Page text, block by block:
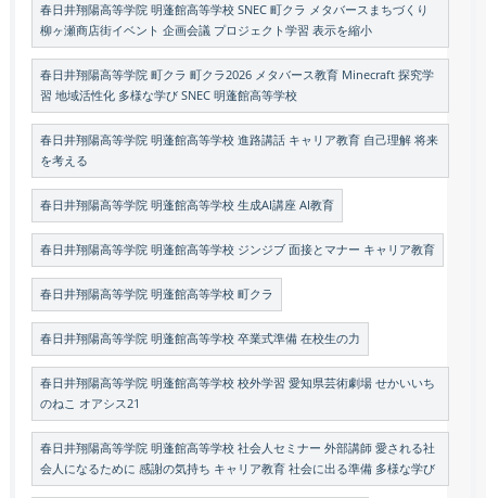
春日井翔陽高等学院 明蓬館高等学校 SNEC 町クラ メタバースまちづくり
柳ヶ瀬商店街イベント 企画会議 プロジェクト学習 表示を縮小
春日井翔陽高等学院 町クラ 町クラ2026 メタバース教育 Minecraft 探究学
習 地域活性化 多様な学び SNEC 明蓬館高等学校
春日井翔陽高等学院 明蓬館高等学校 進路講話 キャリア教育 自己理解 将来
を考える
春日井翔陽高等学院 明蓬館高等学校 生成AI講座 AI教育
春日井翔陽高等学院 明蓬館高等学校 ジンジブ 面接とマナー キャリア教育
春日井翔陽高等学院 明蓬館高等学校 町クラ
春日井翔陽高等学院 明蓬館高等学校 卒業式準備 在校生の力
春日井翔陽高等学院 明蓬館高等学校 校外学習 愛知県芸術劇場 せかいいち
のねこ オアシス21
春日井翔陽高等学院 明蓬館高等学校 社会人セミナー 外部講師 愛される社
会人になるために 感謝の気持ち キャリア教育 社会に出る準備 多様な学び